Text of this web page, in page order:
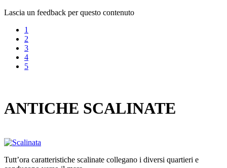
Lascia un feedback per questo contenuto
1
2
3
4
5
ANTICHE SCALINATE
Tutt’ora caratteristiche scalinate collegano i diversi quartieri e